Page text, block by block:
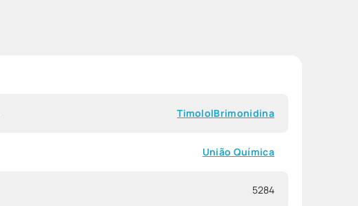
TimololBrimonidina
União Química
5284